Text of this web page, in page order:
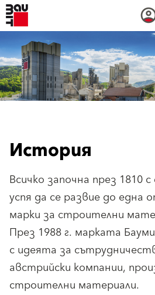
История
Всичко започна през 1810
успя да се развие до една
марки за строителни
През 1988 г. марката
с идеята за
австрийски компании,
строителни материали.